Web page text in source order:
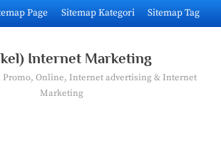
Page Sitemap Kategori Sitemap Tag
Internet Marketing
Online, Internet advertising & Internet
Marketing